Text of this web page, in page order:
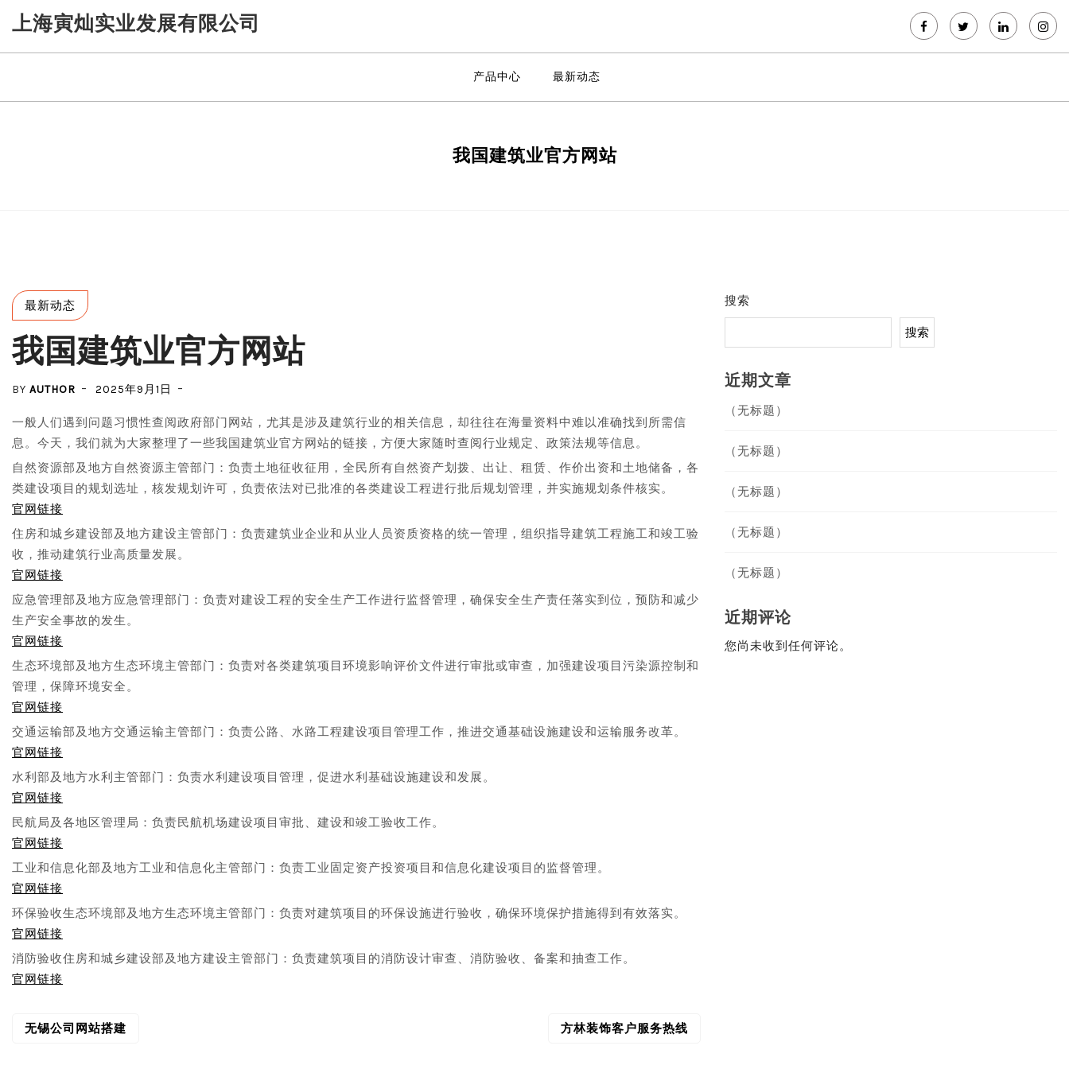
Skip
to
content
上海寅灿实业发展有限公司
产品中心 最新动态
我国建筑业官方网站
最新动态
我国建筑业官方网站
BY AUTHOR 2025年9月1日
一般人们遇到问题习惯性查阅政府部门网站，尤其是涉及建筑行业的相关信息，却往往在海量资料中难以准确找到所需信
息。今天，我们就为大家整理了一些我国建筑业官方网站的链接，方便大家随时查阅行业规定、政策法规等信息。
自然资源部及地方自然资源主管部门：负责土地征收征用，全民所有自然资产划拨、出让、租赁、作价出资和土地储备，各
类建设项目的规划选址，核发规划许可，负责依法对已批准的各类建设工程进行批后规划管理，并实施规划条件核实。
官网链接
住房和城乡建设部及地方建设主管部门：负责建筑业企业和从业人员资质资格的统一管理，组织指导建筑工程施工和竣工验
收，推动建筑行业高质量发展。
官网链接
应急管理部及地方应急管理部门：负责对建设工程的安全生产工作进行监督管理，确保安全生产责任落实到位，预防和减少
生产安全事故的发生。
官网链接
生态环境部及地方生态环境主管部门：负责对各类建筑项目环境影响评价文件进行审批或审查，加强建设项目污染源控制和
管理，保障环境安全。
官网链接
交通运输部及地方交通运输主管部门：负责公路、水路工程建设项目管理工作，推进交通基础设施建设和运输服务改革。
官网链接
水利部及地方水利主管部门：负责水利建设项目管理，促进水利基础设施建设和发展。
官网链接
民航局及各地区管理局：负责民航机场建设项目审批、建设和竣工验收工作。
官网链接
工业和信息化部及地方工业和信息化主管部门：负责工业固定资产投资项目和信息化建设项目的监督管理。
官网链接
环保验收生态环境部及地方生态环境主管部门：负责对建筑项目的环保设施进行验收，确保环境保护措施得到有效落实。
官网链接
消防验收住房和城乡建设部及地方建设主管部门：负责建筑项目的消防设计审查、消防验收、备案和抽查工作。
官网链接
文
无锡公司网站搭建 方林装饰客户服务热线
搜索
搜索
近期文章
（无标题）
（无标题）
（无标题）
（无标题）
（无标题）
近期评论
您尚未收到任何评论。